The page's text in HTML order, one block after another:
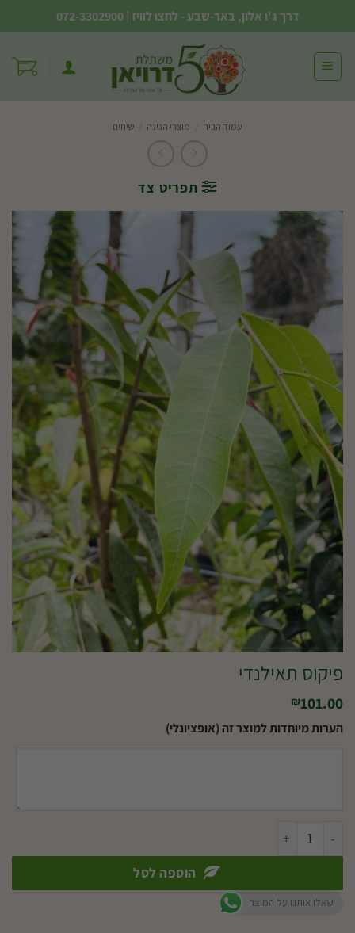
to
content
דרך ג'ו אלון, באר-שבע - לחצו לוויז |
072-3302900
עמוד הבית מוצרי הגינה שיחים
תפריט צד
פיקוס תאילנדי
₪101.00
הערות מיוחדות למוצר זה (אופציונלי)
כמות של פיקוס תאילנדי
הוספה לסל
שאלו אותנו על המוצר